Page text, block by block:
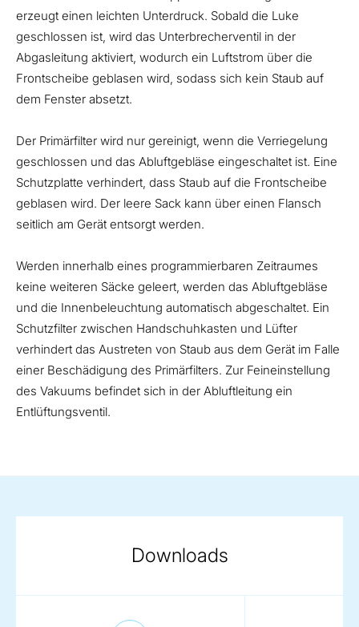
erzeugt einen leichten Unterdruck. Sobald die Luke
geschlossen ist, wird das Unterbrecherventil in der
Abgasleitung aktiviert, wodurch ein Luftstrom über die
Frontscheibe geblasen wird, sodass sich kein Staub auf
dem Fenster absetzt.
Der Primärfilter wird nur gereinigt, wenn die Verriegelung
geschlossen und das Abluftgebläse eingeschaltet ist. Eine
Schutzplatte verhindert, dass Staub auf die Frontscheibe
geblasen wird. Der leere Sack kann über einen Flansch
seitlich am Gerät entsorgt werden.
Werden innerhalb eines programmierbaren Zeitraumes
keine weiteren Säcke geleert, werden das Abluftgebläse
und die Innenbeleuchtung automatisch abgeschaltet. Ein
Schutzfilter zwischen Handschuhkasten und Lüfter
verhindert das Austreten von Staub aus dem Gerät im Falle
einer Beschädigung des Primärfilters. Zur Feineinstellung
des Vakuums befindet sich in der Abluftleitung ein
Entlüftungsventil.
Downloads